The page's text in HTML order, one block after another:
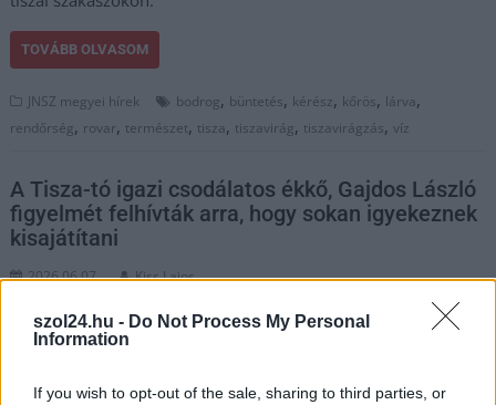
szol24.hu - Do Not Process My Personal
Information
If you wish to opt-out of the sale, sharing to third parties, or
TOVÁBB OLVASOM
JNSZ megyei hírek bodrog, büntetés, kérész, kőrös, lárva,
rendőrség, rovar, természet, tisza, tiszavirág, tiszavirágzás,víz
A Tisza-tó igazi csodálatos ékkő, Gajdos László
figyelmét felhívták arra, hogy sokan igyekeznek
kisajátítani
2026.06.07. Kiss Lajos
Ami 40-50 évvel
az szinte mindennapos